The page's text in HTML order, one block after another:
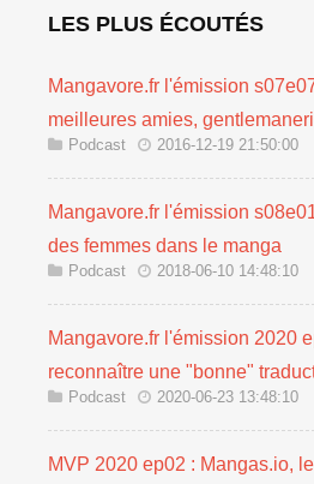
LES PLUS ÉCOUTÉS
Mangavore.fr l'émission
meilleures amies,
Podcast 2016-12-19 21:50:00
Mangavore.fr l'émission
des femmes dans le manga
Podcast 2018-06-10 14:48:10
Mangavore.fr l'émission 2020
reconnaître une "bonne"
Podcast 2020-06-23 13:48:10
MVP 2020 ep02 : Mangas.io,